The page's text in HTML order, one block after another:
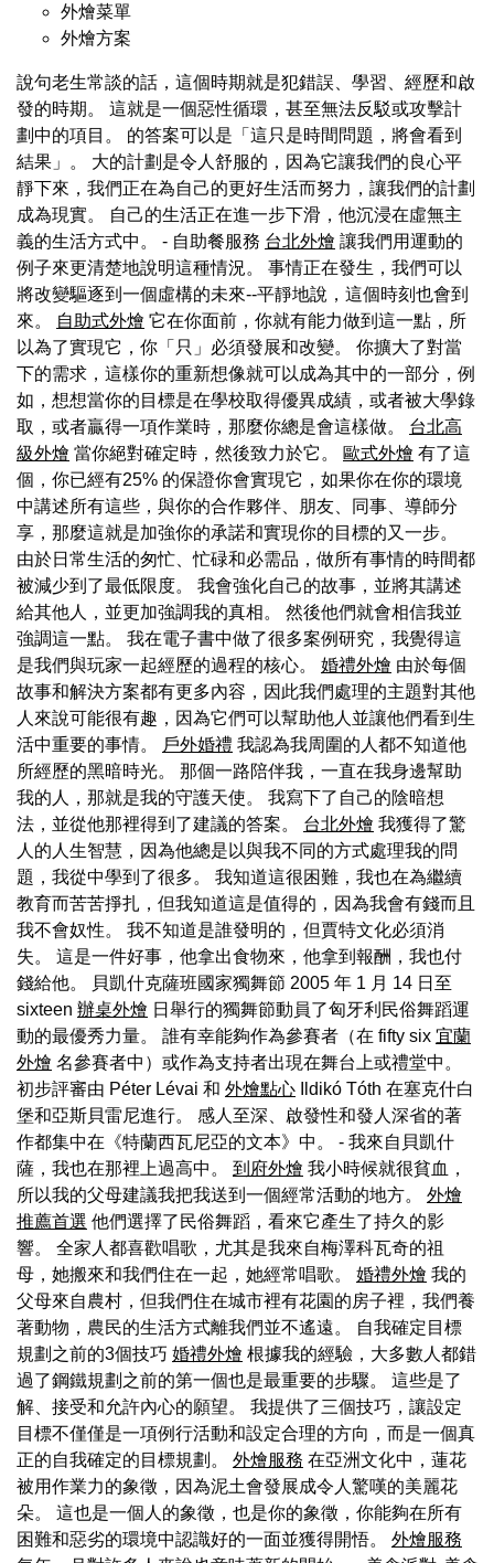
外燴菜單
外燴方案
說句老生常談的話，這個時期就是犯錯誤、學習、經歷和啟
發的時期。 這就是一個惡性循環，甚至無法反駁或攻擊計
劃中的項目。 的答案可以是「這只是時間問題，將會看到
結果」。 大的計劃是令人舒服的，因為它讓我們的良心平
靜下來，我們正在為自己的更好生活而努力，讓我們的計劃
成為現實。 自己的生活正在進一步下滑，他沉浸在虛無主
義的生活方式中。 - 自助餐服務 台北外燴 讓我們用運動的
例子來更清楚地說明這種情況。 事情正在發生，我們可以
將改變驅逐到一個虛構的未來--平靜地說，這個時刻也會到
來。
自助式外燴 它在你面前，你就有能力做到這一點，所
以為了實現它，你「只」必須發展和改變。 你擴大了對當
下的需求，這樣你的重新想像就可以成為其中的一部分，例
如，想想當你的目標是在學校取得優異成績，或者被大學錄
取，或者贏得一項作業時，那麼你總是會這樣做。 台北高
級外燴 當你絕對確定時，然後致力於它。 歐式外燴 有了這
個，你已經有25% 的保證你會實現它，如果你在你的環境
中講述所有這些，與你的合作夥伴、朋友、同事、導師分
享，那麼這就是加強你的承諾和實現你的目標的又一步。
由於日常生活的匆忙、忙碌和必需品，做所有事情的時間都
被減少到了最低限度。 我會強化自己的故事，並將其講述
給其他人，並更加強調我的真相。 然後他們就會相信我並
強調這一點。 我在電子書中做了很多案例研究，我覺得這
是我們與玩家一起經歷的過程的核心。 婚禮外燴 由於每個
故事和解決方案都有更多內容，因此我們處理的主題對其他
人來說可能很有趣，因為它們可以幫助他人並讓他們看到生
活中重要的事情。
戶外婚禮 我認為我周圍的人都不知道他
所經歷的黑暗時光。 那個一路陪伴我，一直在我身邊幫助
我的人，那就是我的守護天使。 我寫下了自己的陰暗想
法，並從他那裡得到了建議的答案。 台北外燴 我獲得了驚
人的人生智慧，因為他總是以與我不同的方式處理我的問
題，我從中學到了很多。 我知道這很困難，我也在為繼續
教育而苦苦掙扎，但我知道這是值得的，因為我會有錢而且
我不會奴性。 我不知道是誰發明的，但賈特文化必須消
失。 這是一件好事，他拿出食物來，他拿到報酬，我也付
錢給他。 貝凱什克薩班國家獨舞節 2005 年 1 月 14 日至
sixteen 辦桌外燴 日舉行的獨舞節動員了匈牙利民俗舞蹈運
動的最優秀力量。 誰有幸能夠作為參賽者（在 fifty six 宜蘭
外燴 名參賽者中）或作為支持者出現在舞台上或禮堂中。
初步評審由 Péter Lévai 和 外燴點心 Ildikó Tóth 在塞克什白
堡和亞斯貝雷尼進行。 感人至深、啟發性和發人深省的著
作都集中在《特蘭西瓦尼亞的文本》中。 - 我來自貝凱什
薩，我也在那裡上過高中。 到府外燴 我小時候就很貧血，
所以我的父母建議我把我送到一個經常活動的地方。 外燴
推薦首選 他們選擇了民俗舞蹈，看來它產生了持久的影
響。 全家人都喜歡唱歌，尤其是我來自梅澤科瓦奇的祖
母，她搬來和我們住在一起，她經常唱歌。 婚禮外燴 我的
父母來自農村，但我們住在城市裡有花園的房子裡，我們養
著動物，農民的生活方式離我們並不遙遠。 自我確定目標
規劃之前的3個技巧 婚禮外燴 根據我的經驗，大多數人都錯
過了鋼鐵規劃之前的第一個也是最重要的步驟。 這些是了
解、接受和允許內心的願望。 我提供了三個技巧，讓設定
目標不僅僅是一項例行活動和設定合理的方向，而是一個真
正的自我確定的目標規劃。 外燴服務 在亞洲文化中，蓮花
被用作業力的象徵，因為泥土會發展成令人驚嘆的美麗花
朵。 這也是一個人的象徵，也是你的象徵，你能夠在所有
困難和惡劣的環境中認識好的一面並獲得開悟。 外燴服務